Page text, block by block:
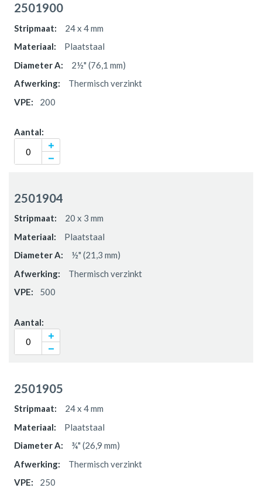
2501900
24 x 4 mm
Plaatstaal
2½" (76,1 mm)
Thermisch verzinkt
200
2501904
20 x 3 mm
Plaatstaal
½" (21,3 mm)
Thermisch verzinkt
500
2501905
24 x 4 mm
Plaatstaal
¾" (26,9 mm)
Thermisch verzinkt
250